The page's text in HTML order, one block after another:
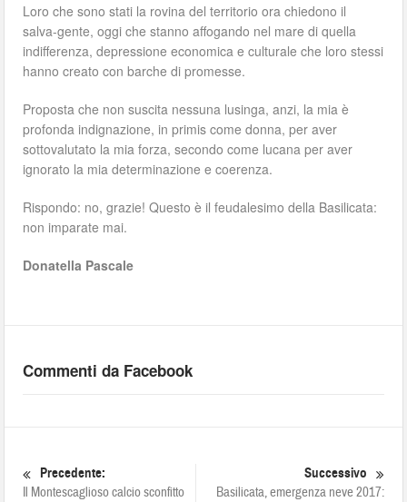
Loro che sono stati la rovina del territorio ora chiedono il
salva-gente, oggi che stanno affogando nel mare di quella
indifferenza, depressione economica e culturale che loro stessi
hanno creato con barche di promesse.
Proposta che non suscita nessuna lusinga, anzi, la mia è
profonda indignazione, in primis come donna, per aver
sottovalutato la mia forza, secondo come lucana per aver
ignorato la mia determinazione e coerenza.
Rispondo: no, grazie! Questo è il feudalesimo della Basilicata:
non imparate mai.
Donatella Pascale
Commenti da Facebook
Precedente:
Il Montescaglioso calcio sconfitto
Successivo
Basilicata, emergenza neve 2017: